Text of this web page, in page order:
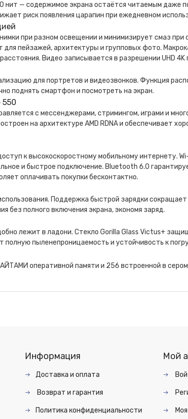
нит — содержимое экрана остаётся читаемым даже
риск появления царапин при ежедневном
при разном освещении и минимизирует смаз при
пейзажей, архитектуры и групповых фото.
Видео записывается в разрешении UHD 4K
для портретов и видеозвонков. Функция
поднять смартфон и посмотреть на экран.
550
с мессенджерами, стримингом, играми и
на архитектуре AMD RDNA и обеспечивает
к высокоскоростному мобильному интернету.
и быстрое подключение. Bluetooth 6.0
оплачивать покупки бесконтактно.
Поддержка быстрой зарядки
без полного включения экрана, экономя заряд.
лежит в ладони. Стекло Gorilla Glass Victus+
пыленепроницаемость и устойчивость к
оперативной памяти и 256 встроенной в
Информация
Доставка и оплата
Возврат и гарантия
Политика конфиденциальности
Мой